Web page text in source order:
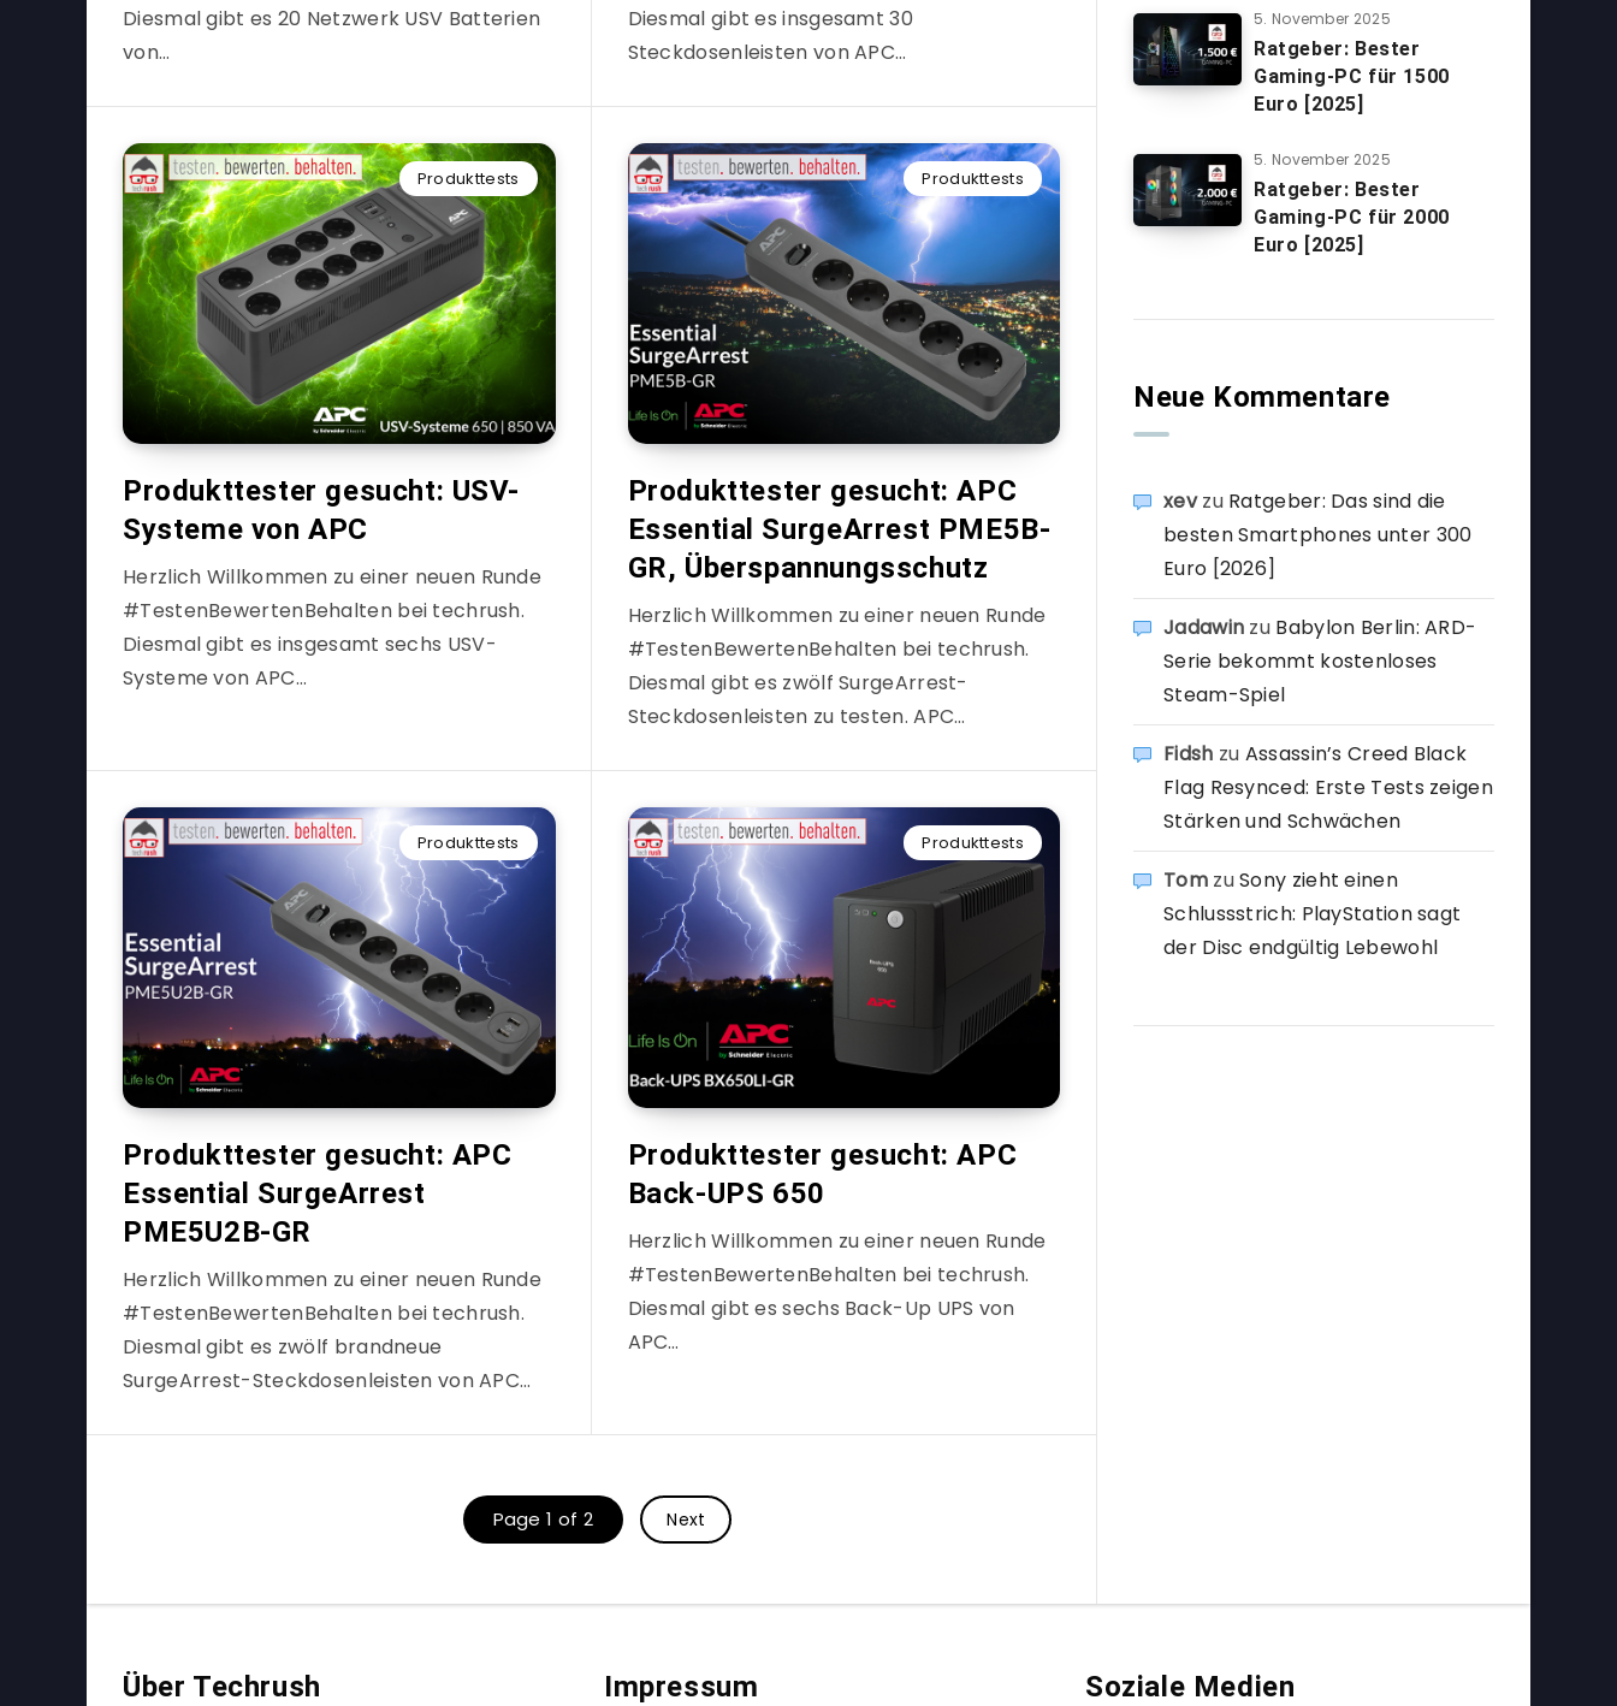
Diesmal gibt es 20 Netzwerk USV Batterien
von…
Diesmal gibt es insgesamt 30
Steckdosenleisten von APC…
Produkttests
Produkttester gesucht: USV-
Systeme von APC
Herzlich Willkommen zu einer neuen Runde
#TestenBewertenBehalten bei techrush.
Diesmal gibt es insgesamt sechs USV-
Systeme von APC…
Produkttests
Produkttester gesucht: APC
Essential SurgeArrest PME5B-
GR, Überspannungsschutz
Herzlich Willkommen zu einer neuen Runde
#TestenBewertenBehalten bei techrush.
Diesmal gibt es zwölf SurgeArrest-
Steckdosenleisten zu testen. APC…
Produkttests
Produkttester gesucht: APC
Essential SurgeArrest
PME5U2B-GR
Herzlich Willkommen zu einer neuen Runde
#TestenBewertenBehalten bei techrush.
Diesmal gibt es zwölf brandneue
SurgeArrest-Steckdosenleisten von APC…
Produkttests
Produkttester gesucht: APC
Back-UPS 650
Herzlich Willkommen zu einer neuen Runde
#TestenBewertenBehalten bei techrush.
Diesmal gibt es sechs Back-Up UPS von
APC…
Page 1 of 2 Next
5. November 2025
Ratgeber: Bester
Gaming-PC für 1500
Euro [2025]
5. November 2025
Ratgeber: Bester
Gaming-PC für 2000
Euro [2025]
Neue Kommentare
xevzu Ratgeber: Das sind die
besten Smartphones unter 300
Euro [2026]
Jadawin zu Babylon Berlin: ARD-
Serie bekommt kostenloses
Steam-Spiel
Fidsh zu Assassin’s Creed Black
Flag Resynced: Erste Tests zeigen
Stärken und Schwächen
TomzuSony zieht einen
Schlussstrich: PlayStation sagt
der Disc endgültig Lebewohl
Über Techrush Impressum Soziale Medien